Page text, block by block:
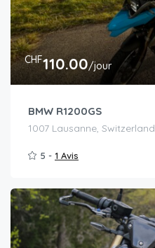
CHF110.00/jour
BMW R1200GS
1007 Lausanne, Switzerland
5 - 1 Avis